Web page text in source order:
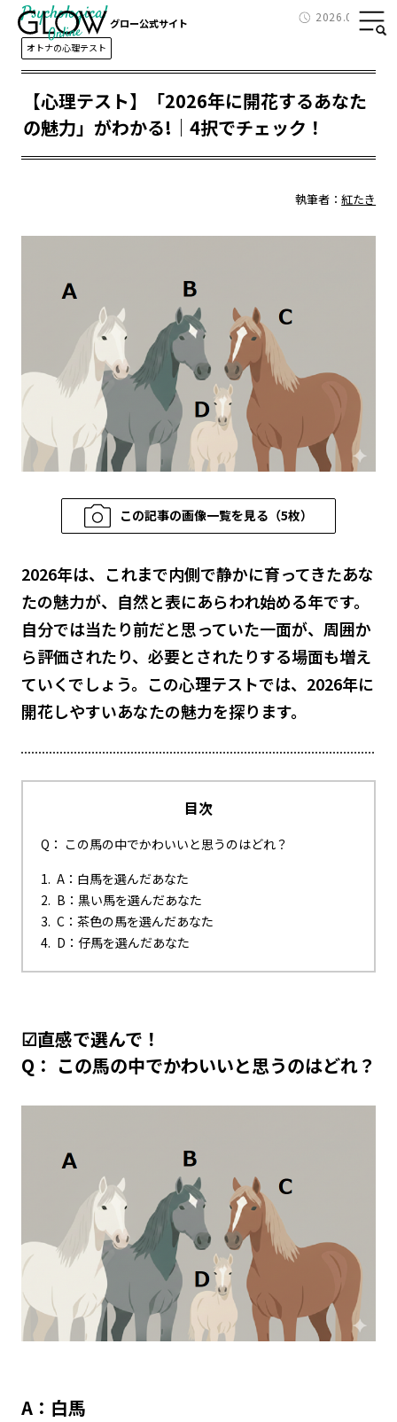
グロー公式サイト 2026.02.13
Psychological
オトナの心理テスト
【心理テスト】「2026年に開花するあなた
の魅力」がわかる!｜4択でチェック！
執筆者：紅たき
この記事の画像一覧を見る（5枚）
2026年は、これまで内側で静かに育ってきたあな
たの魅力が、自然と表にあらわれ始める年です。
自分では当たり前だと思っていた一面が、周囲か
ら評価されたり、必要とされたりする場面も増え
ていくでしょう。この心理テストでは、2026年に
開花しやすいあなたの魅力を探ります。
目次
Q： この馬の中でかわいいと思うのはどれ？
A：白馬を選んだあなた
B：黒い馬を選んだあなた
C：茶色の馬を選んだあなた
D：仔馬を選んだあなた
☑直感で選んで！
Q： この馬の中でかわいいと思うのはどれ？
A：白馬